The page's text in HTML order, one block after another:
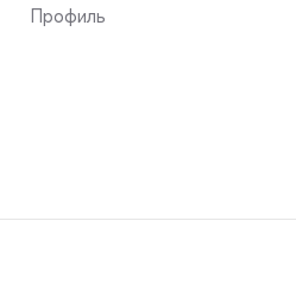
Профиль